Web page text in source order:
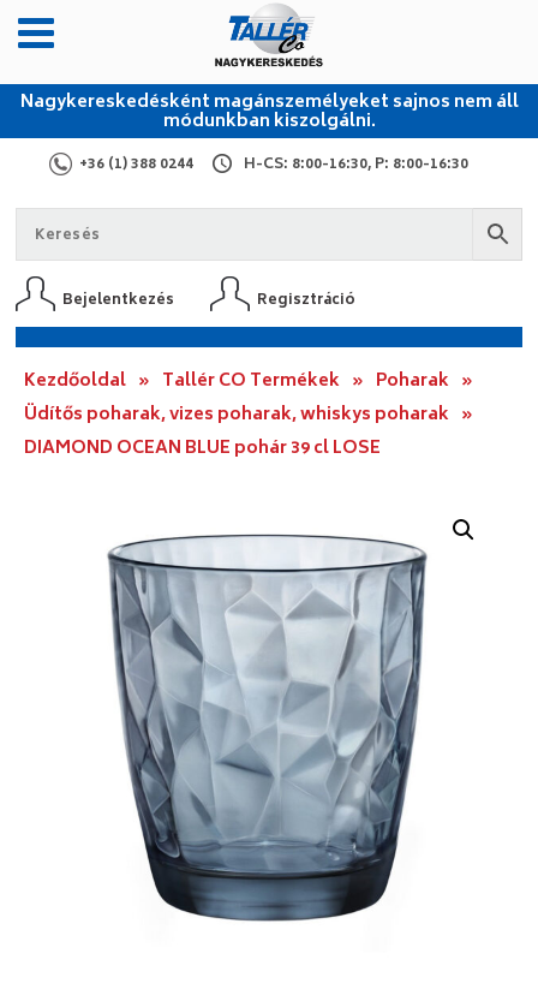
Nagykereskedésként magánszemélyeket sajnos nem áll
módunkban kiszolgálni.
+36 (1) 388 0244 H-CS: 8:00-16:30, P: 8:00-16:30
Bejelentkezés Regisztráció
Kezdőoldal » Tallér CO Termékek » Poharak »
Üdítős poharak, vizes poharak, whiskys poharak »
DIAMOND OCEAN BLUE pohár 39 cl LOSE